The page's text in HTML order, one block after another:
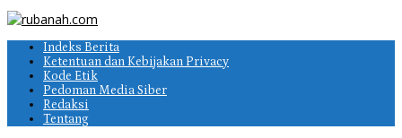
Indeks Berita
Ketentuan dan Kebijakan Privacy
Kode Etik
Pedoman Media Siber
Redaksi
Tentang